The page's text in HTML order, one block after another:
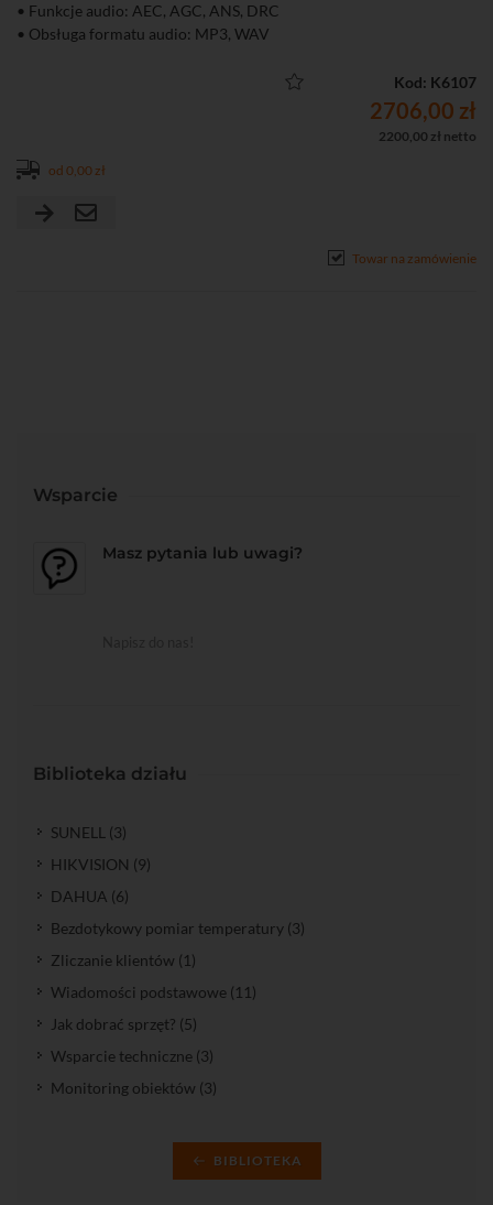
• Funkcje audio: AEC, AGC, ANS, DRC
• Obsługa formatu audio: MP3, WAV
• Typ transmisji: na żywo, według harmonogramu, alarmowe
• Stopień ochrony: IP67
Kod: K6107
2706,00 zł
2200,00 zł netto
od 0,00 zł
Towar na zamówienie
Wsparcie
Masz pytania lub uwagi?
Biblioteka działu
SUNELL (3)
HIKVISION (9)
DAHUA (6)
Bezdotykowy pomiar temperatury (3)
Zliczanie klientów (1)
Wiadomości podstawowe (11)
Jak dobrać sprzęt? (5)
Wsparcie techniczne (3)
Monitoring obiektów (3)
BIBLIOTEKA